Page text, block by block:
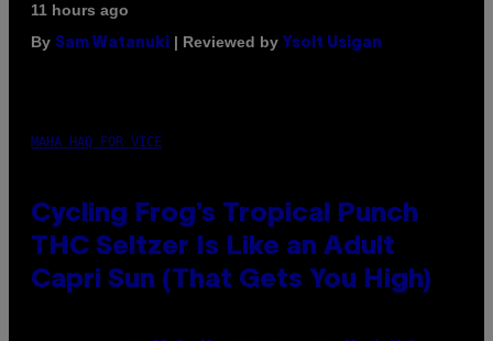
11 hours ago
By Sam Watanuki | Reviewed by Ysolt Usigan
MAHA HAQ FOR VICE
Cycling Frog’s Tropical Punch
THC Seltzer Is Like an Adult
Capri Sun (That Gets You High)